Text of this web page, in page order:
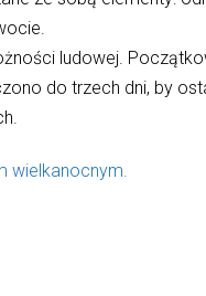
ludowej.
do trzech dni, by
wielkanocnym.